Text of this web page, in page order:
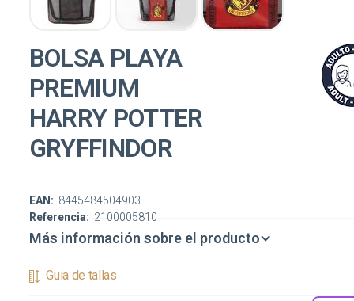
BOLSA PLAYA
PREMIUM
HARRY POTTER
GRYFFINDOR
Referencia: 2100005810
EAN: 8445484504903
Más información sobre el producto
Guia de tallas